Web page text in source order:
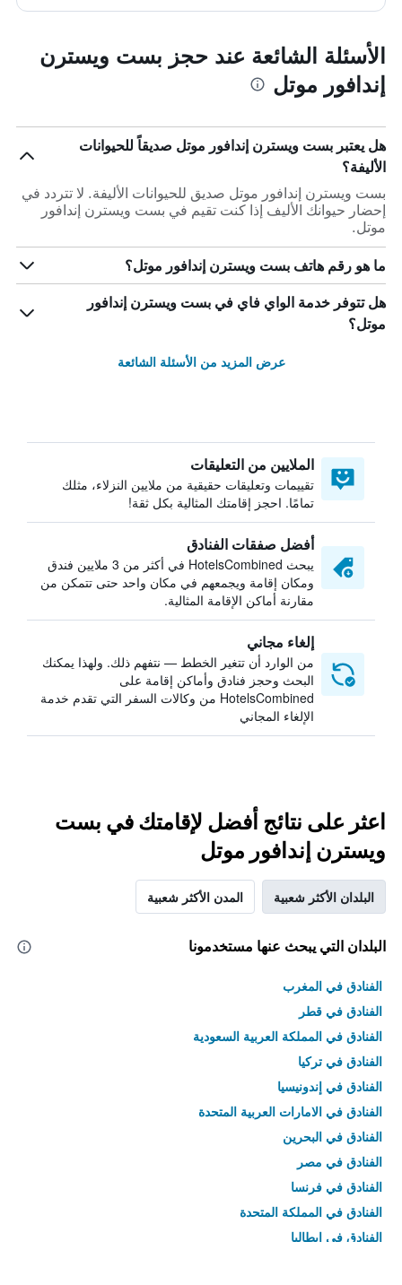
الأسئلة الشائعة عند حجز بست ويسترن
إندافور موتل
هل يعتبر بست ويسترن إندافور موتل صديقاً للحيوانات
الأليفة؟
بست ويسترن إندافور موتل صديق للحيوانات الأليفة. لا تتردد في
إحضار حيوانك الأليف إذا كنت تقيم في بست ويسترن إندافور
موتل.
ما هو رقم هاتف بست ويسترن إندافور موتل؟
هل تتوفر خدمة الواي فاي في بست ويسترن إندافور
موتل؟
عرض المزيد من الأسئلة الشائعة
الملايين من التعليقات
تقييمات وتعليقات حقيقية من ملايين النزلاء، مثلك
تمامًا. احجز إقامتك المثالية بكل ثقة!
أفضل صفقات الفنادق
يبحث HotelsCombined في أكثر من 3 ملايين فندق
ومكان إقامة ويجمعهم في مكان واحد حتى تتمكن من
مقارنة أماكن الإقامة المثالية.
إلغاء مجاني
من الوارد أن تتغير الخطط — نتفهم ذلك. ولهذا يمكنك
البحث وحجز فنادق وأماكن إقامة على
HotelsCombined من وكالات السفر التي تقدم خدمة
الإلغاء المجاني
اعثر على نتائج أفضل لإقامتك في بست
ويسترن إندافور موتل
البلدان الأكثر شعبية المدن الأكثر شعبية
البلدان التي يبحث عنها مستخدمونا
الفنادق في المغرب
الفنادق في قطر
الفنادق في المملكة العربية السعودية
الفنادق في تركيا
الفنادق في إندونيسيا
الفنادق في الامارات العربية المتحدة
الفنادق في البحرين
الفنادق في مصر
الفنادق في فرنسا
الفنادق في المملكة المتحدة
الفنادق في إيطاليا